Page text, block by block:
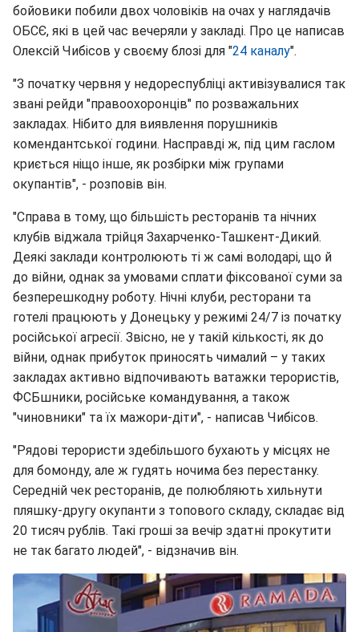
бойовики побили двох чоловіків на очах у наглядачів
ОБСЄ, які в цей час вечеряли у закладі. Про це написав
Олексій Чибісов у своєму блозі для "24 каналу".
"З початку червня у недореспубліці активізувалися так
звані рейди "правоохоронців" по розважальних
закладах. Нібито для виявлення порушників
комендантської години. Насправді ж, під цим гаслом
криється ніщо інше, як розбірки між групами
окупантів", - розповів він.
"Справа в тому, що більшість ресторанів та нічних
клубів віджала трійця Захарченко-Ташкент-Дикий.
Деякі заклади контролюють ті ж самі володарі, що й
до війни, однак за умовами сплати фіксованої суми за
безперешкодну роботу. Нічні клуби, ресторани та
готелі працюють у Донецьку у режимі 24/7 із початку
російської агресії. Звісно, не у такій кількості, як до
війни, однак прибуток приносять чималий – у таких
закладах активно відпочивають ватажки терористів,
ФСБшники, російське командування, а також
"чиновники" та їх мажори-діти", - написав Чибісов.
"Рядові терористи здебільшого бухають у місцях не
для бомонду, але ж гудять ночима без перестанку.
Середній чек ресторанів, де полюбляють хильнути
пляшку-другу окупанти з топового складу, складає від
20 тисяч рублів. Такі гроші за вечір здатні прокутити
не так багато людей", - відзначив він.